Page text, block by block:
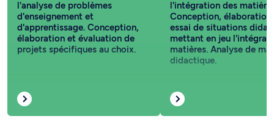
l'analyse de problèmes
d'enseignement et
d'apprentissage. Conception,
élaboration et évaluation de
projets spécifiques au choix.
l'intégration des
Conception, élaboration
essai de situations
mettant en jeu
matières. Analyse de
didactique.